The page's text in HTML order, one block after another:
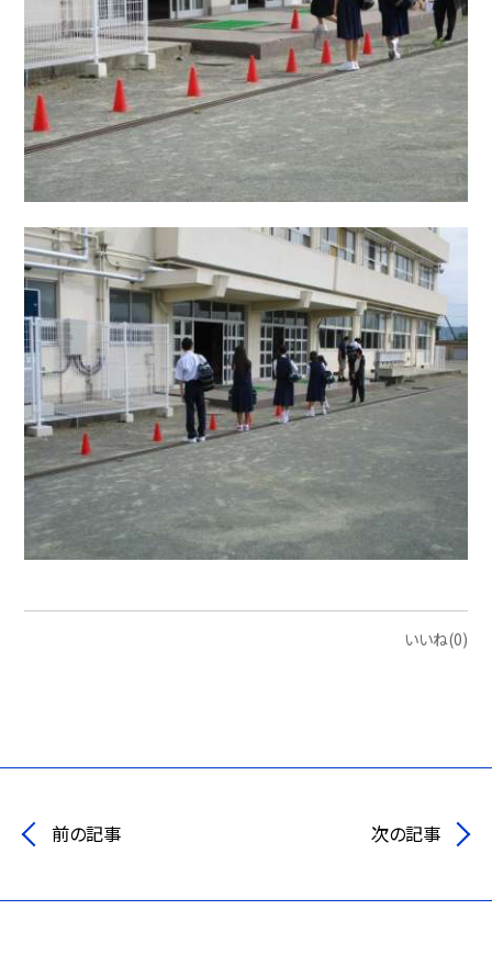
いいね(0)
前の記事 次の記事